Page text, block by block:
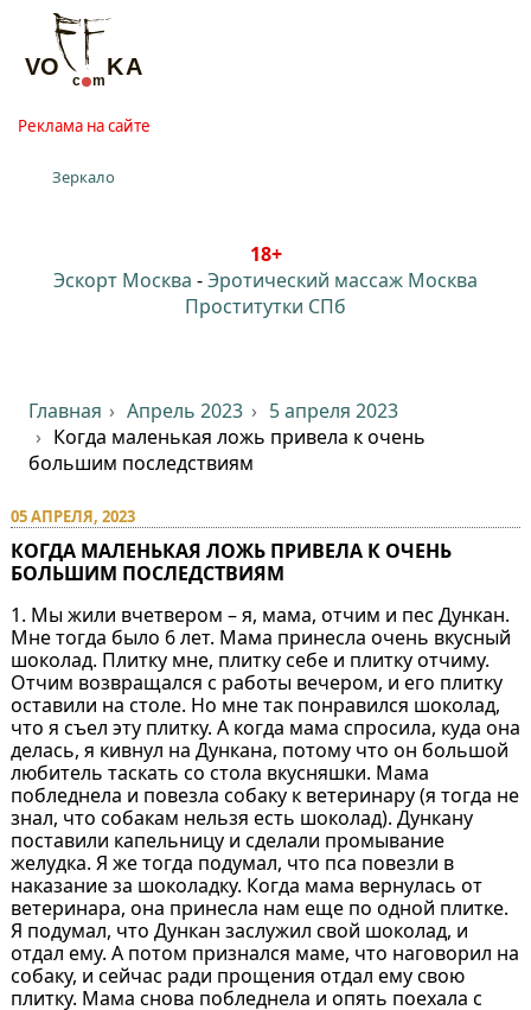
Реклама на сайте
Зеркало
18+
Эскорт Москва -Эротический массаж Москва
Проститутки СПб
Главная Апрель 2023
5 апреля 2023
Когда маленькая ложь привела к очень
большим последствиям⁠⁠
05 АПРЕЛЯ, 2023
КОГДА МАЛЕНЬКАЯ ЛОЖЬ ПРИВЕЛА К ОЧЕНЬ
БОЛЬШИМ ПОСЛЕДСТВИЯМ⁠⁠
1. Мы жили вчетвером – я, мама, отчим и пес Дункан.
Мне тогда было 6 лет. Мама принесла очень вкусный
шоколад. Плитку мне, плитку себе и плитку отчиму.
Отчим возвращался с работы вечером, и его плитку
оставили на столе. Но мне так понравился шоколад,
что я съел эту плитку. А когда мама спросила, куда она
делась, я кивнул на Дункана, потому что он большой
любитель таскать со стола вкусняшки. Мама
побледнела и повезла собаку к ветеринару (я тогда не
знал, что собакам нельзя есть шоколад). Дункану
поставили капельницу и сделали промывание
желудка. Я же тогда подумал, что пса повезли в
наказание за шоколадку. Когда мама вернулась от
ветеринара, она принесла нам еще по одной плитке.
Я подумал, что Дункан заслужил свой шоколад, и
отдал ему. А потом признался маме, что наговорил на
собаку, и сейчас ради прощения отдал ему свою
плитку. Мама снова побледнела и опять поехала с